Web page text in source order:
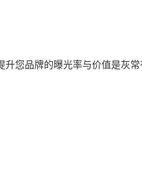
您品牌的曝光率与价值是灰常